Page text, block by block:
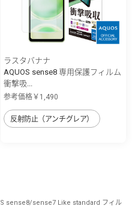
ラスタバナナ
AQUOS sense8 専用保護フィルム
衝撃吸...
参考価格￥1,490
反射防止（アンチグレア）
sense8/sense7 Like standard フィル